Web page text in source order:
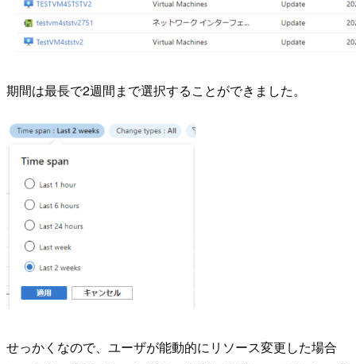
期間は最長で2週間まで選択することができました。
せっかくなので、ユーザが能動的にリソース変更した場合